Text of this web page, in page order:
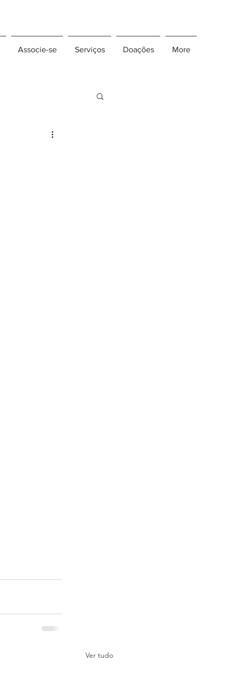
Associe-se Serviços Doações More
Ver tudo